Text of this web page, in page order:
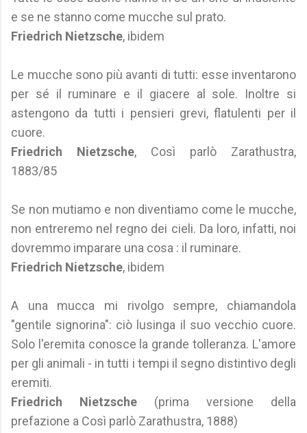
e se ne stanno come mucche sul prato.
Friedrich Nietzsche, ibidem
Le mucche sono più avanti di tutti: esse inventarono
per sé il ruminare e il giacere al sole. Inoltre si
astengono da tutti i pensieri grevi, flatulenti per il
cuore.
Friedrich Nietzsche, Così parlò Zarathustra,
1883/85
Se non mutiamo e non diventiamo come le mucche,
non entreremo nel regno dei cieli. Da loro, infatti, noi
dovremmo imparare una cosa : il ruminare.
Friedrich Nietzsche, ibidem
A una mucca mi rivolgo sempre, chiamandola
"gentile signorina": ciò lusinga il suo vecchio cuore.
Solo l'eremita conosce la grande tolleranza. L'amore
per gli animali - in tutti i tempi il segno distintivo degli
eremiti.
Friedrich Nietzsche (prima versione della
prefazione a Così parlò Zarathustra, 1888)